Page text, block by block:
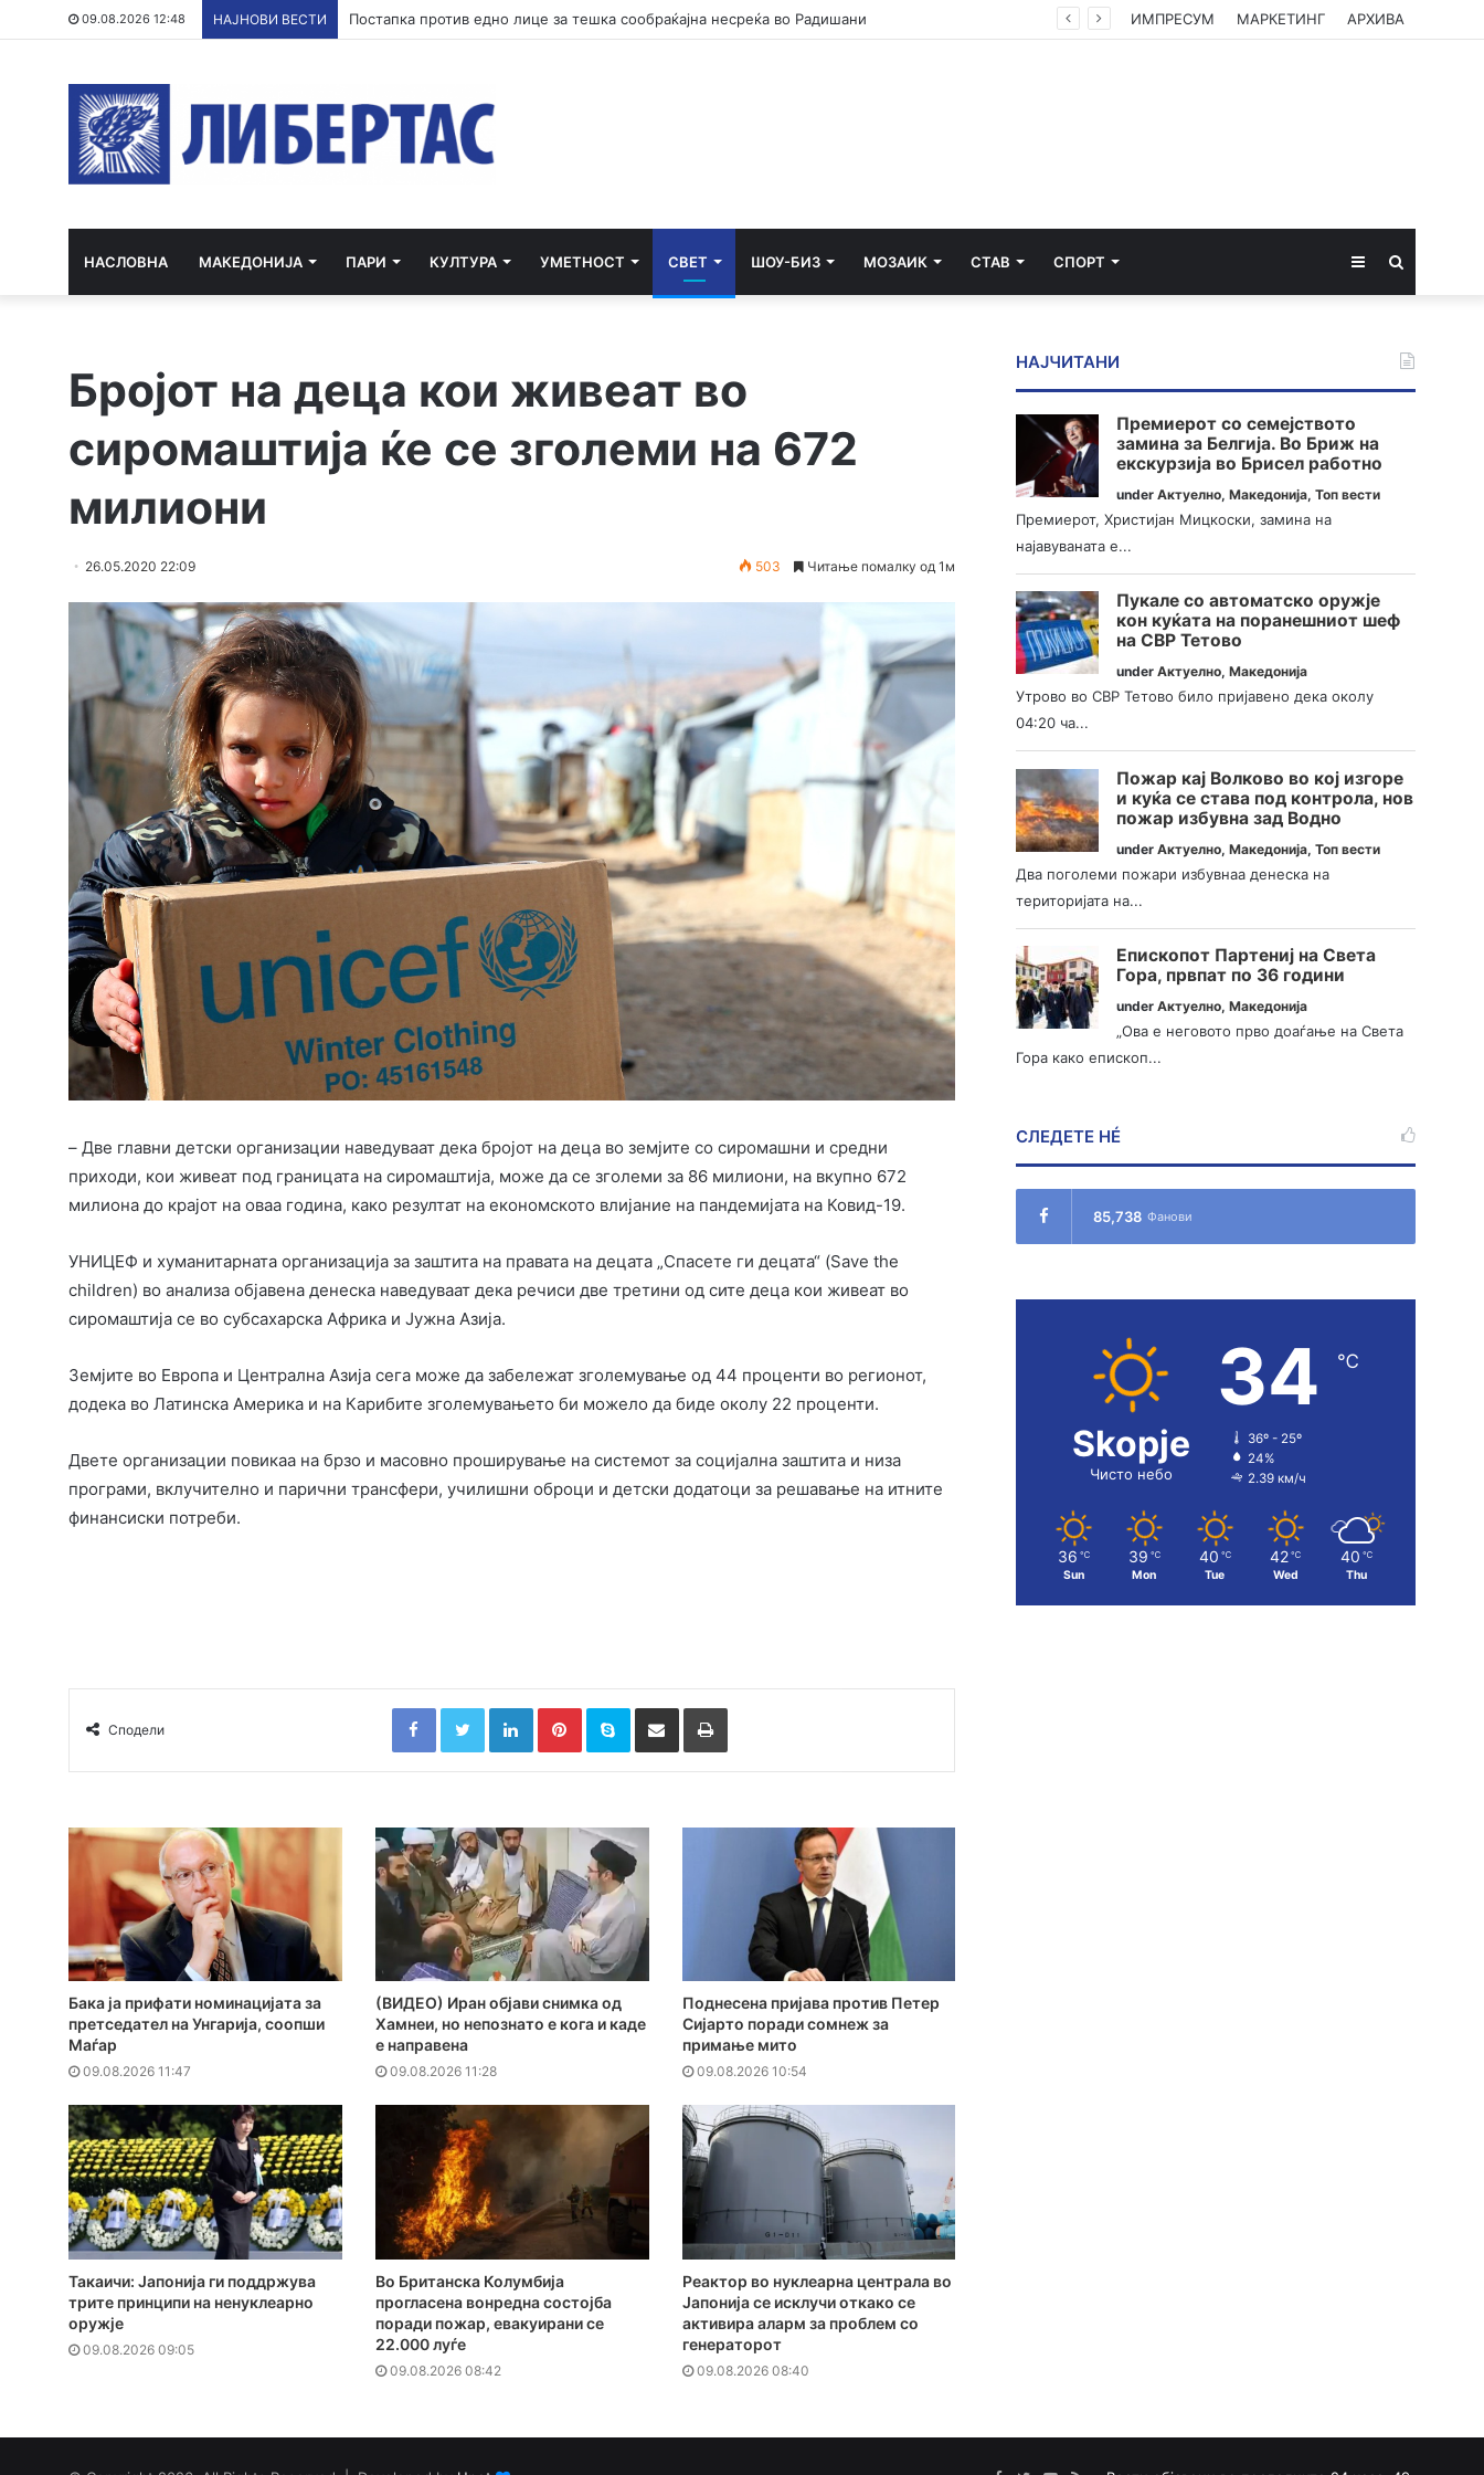
09.08.2026 12:48 НАЈНОВИ ВЕСТИ ИМПРЕСУМ МАРКЕТИНГ АРХИВА
НАСЛОВНА МАКЕДОНИЈА ПАРИ КУЛТУРА УМЕТНОСТ СВЕТ ШОУ-БИЗ МОЗАИК СТАВ СПОРТ Sidebar
Бројот на деца кои живеат во
сиромаштија ќе се зголеми на 672
милиони
26.05.2020 22:09 503 Читање помалку од 1м
– Две главни детски организации наведуваат дека бројот на деца во земјите со сиромашни и средни
приходи, кои живеат под границата на сиромаштија, може да се зголеми за 86 милиони, на вкупно 672
милиона до крајот на оваа година, како резултат на економското влијание на пандемијата на Ковид-19.
УНИЦЕФ и хуманитарната организација за заштита на правата на децата „Спасете ги децата“ (Save the
children) во анализа објавена денеска наведуваат дека речиси две третини од сите деца кои живеат во
сиромаштија се во субсахарска Африка и Јужна Азија.
Земјите во Европа и Централна Азија сега може да забележат зголемување од 44 проценти во регионот,
додека во Латинска Америка и на Карибите зголемувањето би можело да биде околу 22 проценти.
Двете организации повикаа на брзо и масовно проширување на системот за социјална заштита и низа
програми, вклучително и парични трансфери, училишни оброци и детски додатоци за решавање на итните
финансиски потреби.
Сподели
FacebookTwitterLinkedInPinterestSkype Сподели преку Е-маил Испринтај
Бака ја прифати номинацијата за
претседател на Унгарија, соопши
Маѓар
09.08.2026 11:47
(ВИДЕО) Иран објави снимка од
Хамнеи, но непознато е кога и каде
е направена
09.08.2026 11:28
Поднесена пријава против Петер
Сијарто поради сомнеж за
примање мито
09.08.2026 10:54
Такаичи: Јапонија ги поддржува
трите принципи на ненуклеарно
оружје
09.08.2026 09:05
Во Британска Колумбија
прогласена вонредна состојба
поради пожар, евакуирани се
22.000 луѓе
09.08.2026 08:42
Реактор во нуклеарна централа во
Јапонија се исклучи откако се
активира аларм за проблем со
генераторот
09.08.2026 08:40
НАЈЧИТАНИ
Премиерот со семејството
замина за Белгија. Во Бриж на
екскурзија во Брисел работно
underАктуелно,Македонија,Топ вести
Премиерот, Христијан Мицкоски, замина на
најавуваната е...
Пукале со автоматско оружје
кон куќата на поранешниот шеф
на СВР Тетово
underАктуелно,Македонија
Утрово во СВР Тетово било пријавено дека околу
04:20 ча...
Пожар кај Волково во кој изгоре
и куќа се става под контрола, нов
пожар избувна зад Водно
underАктуелно,Македонија,Топ вести
Два поголеми пожари избувнаа денеска на
територијата на...
Епископот Партениј на Света
Гора, првпат по 36 години
underАктуелно,Македонија
„Ова е неговото прво доаѓање на Света
Гора како епископ...
СЛЕДЕТЕ НÉ
85,738 Фанови
Skopje
Чисто небо
34 ℃
36º - 25º
24%
2.39 км/ч
36 ℃
Sun
39 ℃
Mon
40 ℃
Tue
42 ℃
Wed
40 ℃
Thu